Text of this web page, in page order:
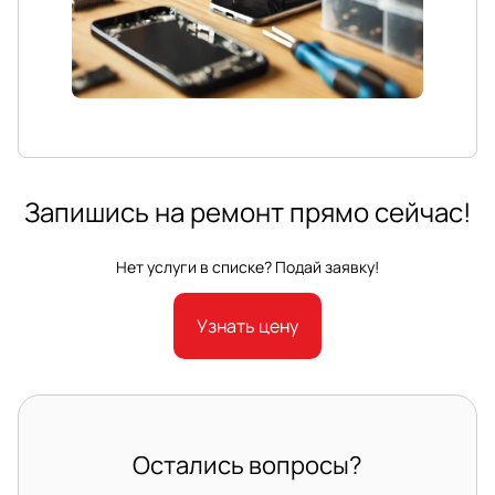
Запишись на ремонт прямо сейчас!
Нет услуги в списке? Подай заявку!
Узнать цену
Остались вопросы?